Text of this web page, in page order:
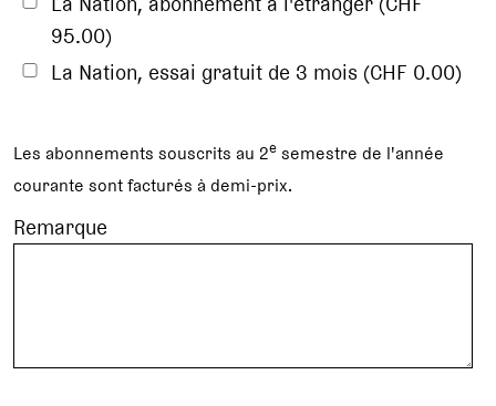
95.00)
La Nation, essai gratuit de 3 mois (CHF 0.00)
Les abonnements souscrits au 2e semestre de l'année
courante sont facturés à demi-prix.
Remarque